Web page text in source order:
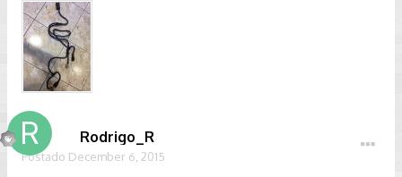
Rodrigo_R
Postado December 6, 2015